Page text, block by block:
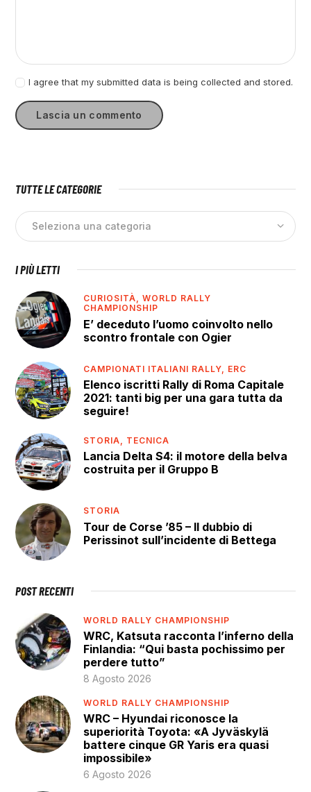
I agree that my submitted data is being collected and stored.
TUTTE LE CATEGORIE
I PIÙ LETTI
CURIOSITÀ,WORLD RALLY
CHAMPIONSHIP
E’ deceduto l’uomo coinvolto nello
scontro frontale con Ogier
CAMPIONATI ITALIANI RALLY, ERC
Elenco iscritti Rally di Roma Capitale
2021: tanti big per una gara tutta da
seguire!
STORIA, TECNICA
Lancia Delta S4: il motore della belva
costruita per il Gruppo B
STORIA
Tour de Corse ’85 – Il dubbio di
Perissinot sull’incidente di Bettega
POST RECENTI
WORLD RALLY CHAMPIONSHIP
WRC, Katsuta racconta l’inferno della
Finlandia: “Qui basta pochissimo per
perdere tutto”
8 Agosto 2026
WORLD RALLY CHAMPIONSHIP
WRC – Hyundai riconosce la
superiorità Toyota: «A Jyväskylä
battere cinque GR Yaris era quasi
impossibile»
6 Agosto 2026